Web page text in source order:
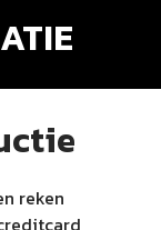
reken